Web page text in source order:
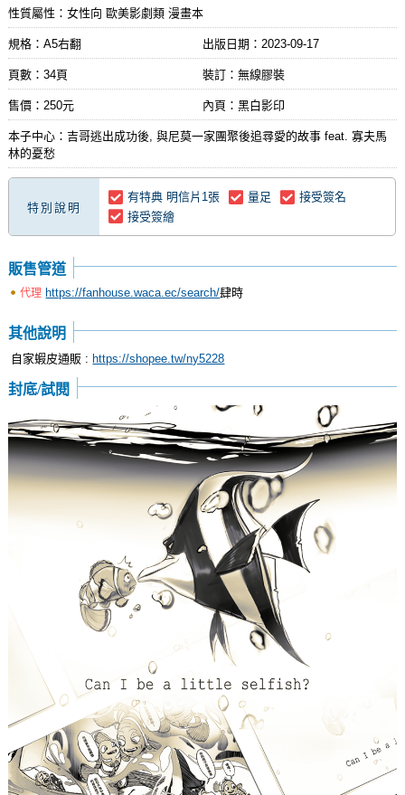
性質屬性：女性向 歐美影劇類 漫畫本
規格：A5右翻 出版日期： 2023-09-17
頁數：34頁 裝訂：無線膠裝
售價：250元 內頁：黑白影印
本子中心：吉哥逃出成功後, 與尼莫一家團聚後追尋愛的故事 feat. 寡夫馬
林的憂愁
特別說明
有特典 明信片1張 量足
接受簽名
接受簽繪
販售管道
代理 https://fanhouse.waca.ec/search/肆時
其他說明
自家蝦皮通販 : https://shopee.tw/ny5228
封底/試閱